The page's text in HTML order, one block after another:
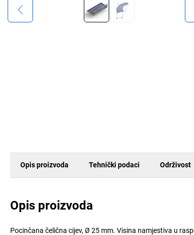
Opis proizvoda Tehnički podaci Održivost
Opis proizvoda
Pocinčana čelična cijev, Ø 25 mm. Visina namjestiva u